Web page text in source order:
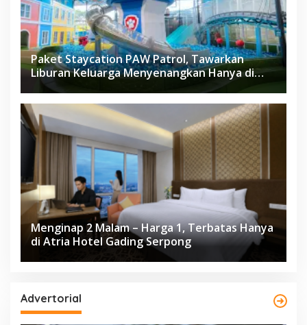
Paket Staycation PAW Patrol, Tawarkan
Liburan Keluarga Menyenangkan Hanya di
Herloom Hotel BSD
Menginap 2 Malam – Harga 1, Terbatas Hanya
di Atria Hotel Gading Serpong
Advertorial